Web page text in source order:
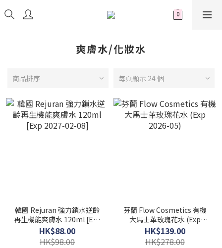
爽膚水/化妝水
商品排序 每頁顯示 24 個
韓國 Rejuran 強力鎖水逆齡
再生機能爽膚水 120ml [Exp
2027-02-08]
HK$88.00
HK$98.00
芬蘭 Flow Cosmetics 有機
大馬士革玫瑰花水 (Exp
2026-05)
HK$139.00
HK$278.00